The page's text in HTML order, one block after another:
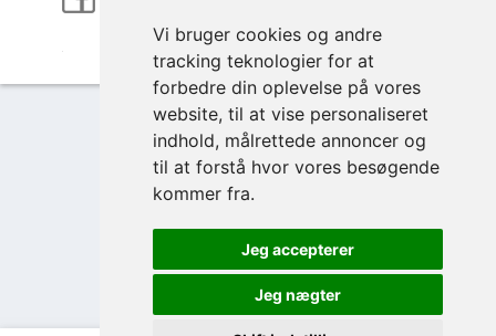
Vi bruger cookies og andre
tracking teknologier for at
forbedre din oplevelse på vores
website, til at vise personaliseret
indhold, målrettede annoncer og
til at forstå hvor vores besøgende
kommer fra.
Jeg accepterer
Jeg nægter
Login eller opret bruger